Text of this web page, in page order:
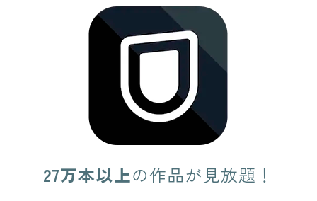
27万本以上の作品が見放題！